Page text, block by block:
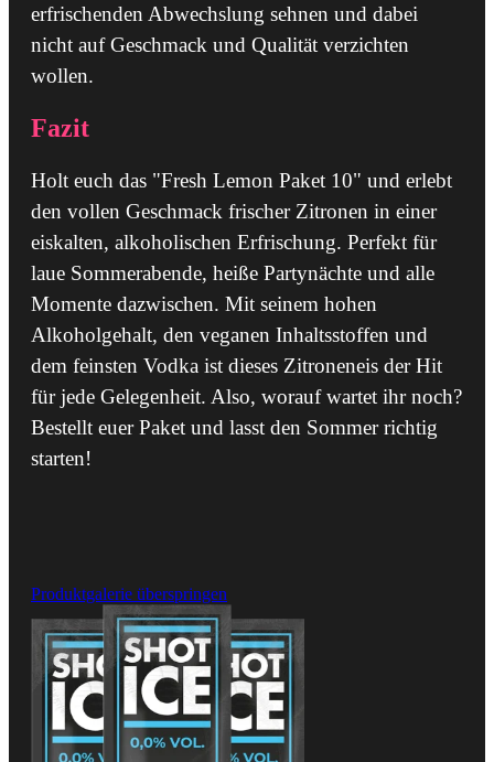
erfrischenden Abwechslung sehnen und dabei
nicht auf Geschmack und Qualität verzichten
wollen.
Fazit
Holt euch das "Fresh Lemon Paket 10" und erlebt
den vollen Geschmack frischer Zitronen in einer
eiskalten, alkoholischen Erfrischung. Perfekt für
laue Sommerabende, heiße Partynächte und alle
Momente dazwischen. Mit seinem hohen
Alkoholgehalt, den veganen Inhaltsstoffen und
dem feinsten Vodka ist dieses Zitroneneis der Hit
für jede Gelegenheit. Also, worauf wartet ihr noch?
Bestellt euer Paket und lasst den Sommer richtig
starten!
Produktgalerie überspringen